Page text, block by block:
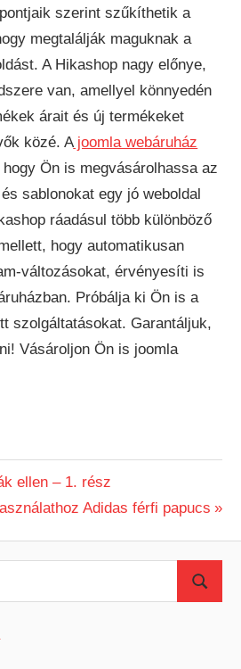
szerint szűkíthetik a
megtalálják maguknak a
A Hikashop nagy előnye,
van, amellyel könnyedén
árait és új termékeket
közé. Ajoomla webáruház
hogy Ön is megvásárolhassa az
sablonokat egy jó weboldal
ráadásul több különböző
hogy automatikusan
változásokat, érvényesíti is
Próbálja ki Ön is a
szolgáltatásokat. Garantáljuk,
Vásároljon Ön is joomla
ellen – 1. rész
Adidas férfi papucs